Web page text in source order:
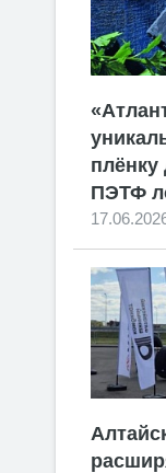
плёнку
ПЭТФ